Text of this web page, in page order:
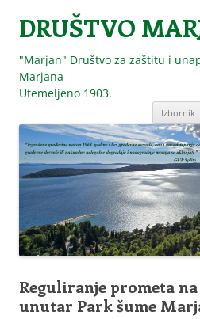
DRUŠTVO
"Marjan" Društvo za zaštitu i
Marjana
Utemeljeno 1903.
Izbornik
Reguliranje prometa
unutar Park šume